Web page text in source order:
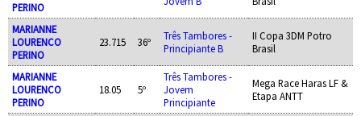
PERINO
MARIANNE
LOURENCO
PERINO
23.715 36º
Três Tambores -
Principiante B
II Copa 3DM Potro
Brasil
MARIANNE
LOURENCO
PERINO
18.05 5º
Três Tambores -
Jovem
Principiante
Mega Race Haras LF &
Etapa ANTT